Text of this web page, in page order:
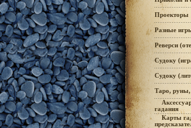
Проекторы
Разные
Реверси
Судоку
Судоку
Таро, руны,
гадания
Карты